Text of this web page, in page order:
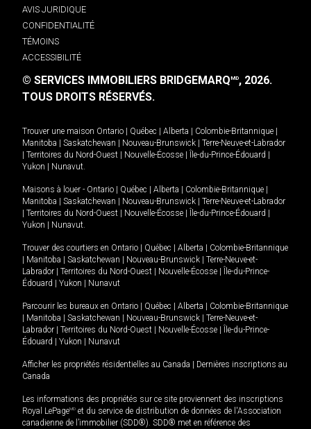
AVIS JURIDIQUE
CONFIDENTIALITÉ
TÉMOINS
ACCESSIBILITÉ
© SERVICES IMMOBILIERS BRIDGEMARQMD, 2026.
TOUS DROITS RÉSERVÉS.
Trouver une maison Ontario Québec Alberta Colombie-Britannique
Manitoba
Saskatchewan Nouveau-Brunswick
Terre-Neuve-et-Labrador
Territoires du Nord-Ouest Nouvelle-Écosse Île-du-Prince-Édouard
Yukon
Nunavut.
Maisons à louer - Ontario Québec Alberta Colombie-Britannique
Manitoba
Saskatchewan Nouveau-Brunswick
Terre-Neuve-et-Labrador
Territoires du Nord-Ouest Nouvelle-Écosse Île-du-Prince-Édouard
Yukon
Nunavut.
Trouver des courtiers en Ontario Québec Alberta
Colombie-Britannique
Manitoba Saskatchewan Nouveau-Brunswick
Terre-Neuve-et-
Labrador
Territoires du Nord-Ouest Nouvelle-Écosse
Île-du-Prince-
Édouard
Yukon Nunavut
Parcourir les bureaux en Ontario Québec Alberta
Colombie-Britannique
Manitoba Saskatchewan Nouveau-Brunswick
Terre-Neuve-et-
Labrador
Territoires du Nord-Ouest Nouvelle-Écosse
Île-du-Prince-
Édouard
Yukon Nunavut
Afficher les propriétés résidentielles au Canada
Dernières inscriptions au
Canada
Les informations des propriétés sur ce site proviennent des inscriptions
Royal LePageMD et du service de distribution de données de l'Association
canadienne de l’immobilier (SDD®). SDD® met en référence des